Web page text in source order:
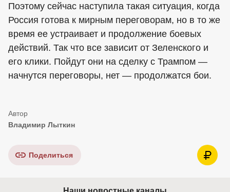
Поэтому сейчас наступила такая ситуация, когда
Россия готова к мирным переговорам, но в то же
время ее устраивает и продолжение боевых
действий. Так что все зависит от Зеленского и
его клики. Пойдут они на сделку с Трампом —
начнутся переговоры, нет — продолжатся бои.
Владимир Лыткин
Поделиться